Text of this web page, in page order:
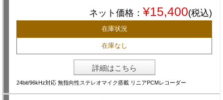
ネット価格： ¥15,400(税込)
在庫状況
在庫なし
詳細はこちら
24bit/96kHz対応 無指向性ステレオマイク搭載 リニアPCMレコーダー